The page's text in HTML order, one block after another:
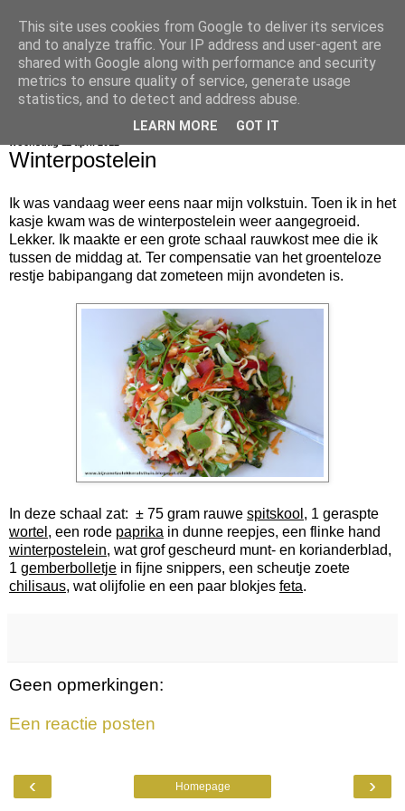
bijna net zo lekker als thuis
Winterpostelein
Ik was vandaag weer eens naar mijn volkstuin. Toen ik in het
kasje kwam was de winterpostelein weer aangegroeid.
Lekker. Ik maakte er een grote schaal rauwkost mee die ik
tussen de middag at. Ter compensatie van het groenteloze
restje babipangang dat zometeen mijn avondeten is.
In deze schaal zat: ± 75 gram rauwe spitskool , 1 geraspte
wortel , een rode paprika in dunne reepjes, een flinke hand
winterpostelein, wat grof gescheurd munt- en korianderblad,
1 gemberbolletje in fijne snippers, een scheutje zoete
chilisaus, wat olijfolie en een paar blokjes feta.
Geen opmerkingen:
Een reactie posten
‹ ›
Homepage
This site uses cookies from Google to deliver its services
and to analyze traffic. Your IP address and user-agent are
shared with Google along with performance and security
metrics to ensure quality of service, generate usage
statistics, and to detect and address abuse.
LEARN MORE GOT IT